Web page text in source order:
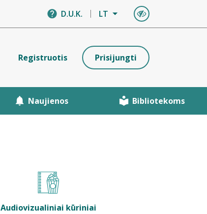
D.U.K. LT
Registruotis Prisijungti
Naujienos Bibliotekoms
Audiovizualiniai kūriniai